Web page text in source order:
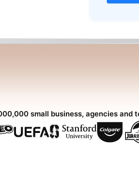
small business, agencies and